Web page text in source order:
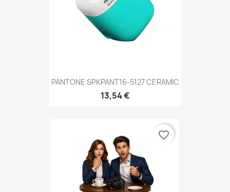
PANTONE SPKPANT16-5127 CERAMIC
13,54 €
favorite_border